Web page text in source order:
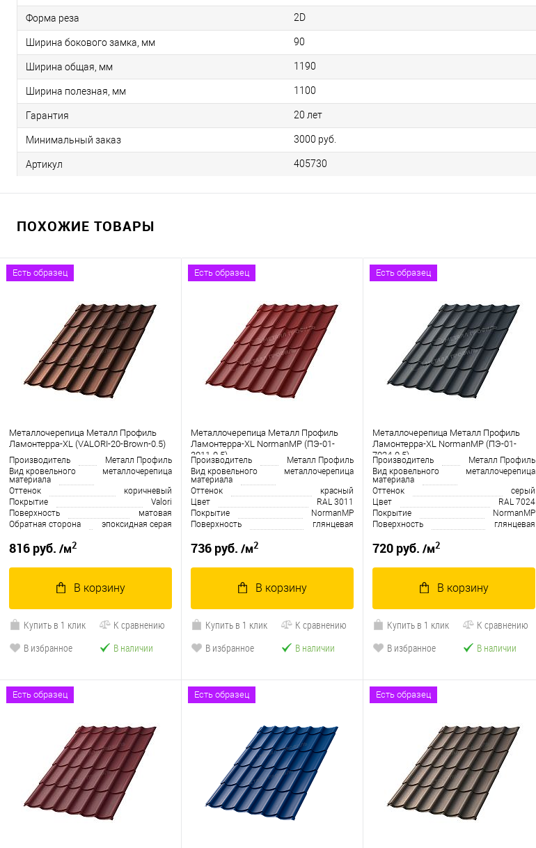
Форма реза 2D
Ширина бокового замка, мм 90
Ширина общая, мм 1190
Ширина полезная, мм 1100
Гарантия 20 лет
Минимальный заказ 3000 руб.
Артикул 405730
ПОХОЖИЕ ТОВАРЫ
Есть образец
Металлочерепица Металл Профиль
Ламонтерра-XL (VALORI-20-Brown-0.5)
Производитель
Металл Профиль
Вид кровельного
материала
металлочерепица
Оттенок
коричневый
Покрытие
Valori
Поверхность
матовая
Обратная сторона
эпоксидная серая
816 руб. /м2
В корзину
Купить в 1 клик
К сравнению
В избранное
В наличии
Есть образец
Металлочерепица Металл Профиль
Ламонтерра-XL NormanMP (ПЭ-01-
3011-0.5)
Производитель
Металл Профиль
Вид кровельного
материала
металлочерепица
Оттенок
красный
Цвет
RAL 3011
Покрытие
NormanMP
Поверхность
глянцевая
736 руб. /м2
В корзину
Купить в 1 клик
К сравнению
В избранное
В наличии
Есть образец
Металлочерепица Металл Профиль
Ламонтерра-XL NormanMP (ПЭ-01-
7024-0.5)
Производитель
Металл Профиль
Вид кровельного
материала
металлочерепица
Оттенок
серый
Цвет
RAL 7024
Покрытие
NormanMP
Поверхность
глянцевая
720 руб. /м2
В корзину
Купить в 1 клик
К сравнению
В избранное
В наличии
Есть образец Есть образец Есть образец